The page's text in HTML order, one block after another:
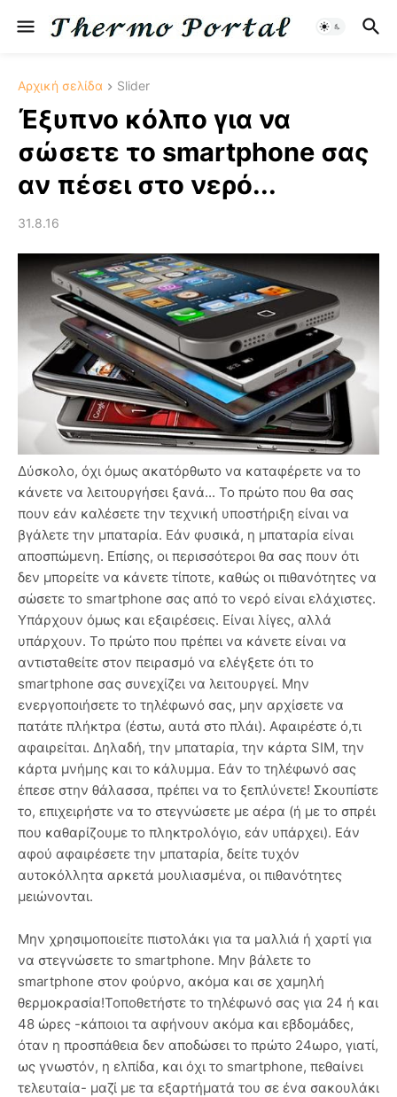
Αρχική σελίδα Slider
Έξυπνο κόλπο για να
σώσετε το smartphone σας
αν πέσει στο νερό...
31.8.16
Δύσκολο, όχι όμως ακατόρθωτο να καταφέρετε να το
κάνετε να λειτουργήσει ξανά... Το πρώτο που θα σας
πουν εάν καλέσετε την τεχνική υποστήριξη είναι να
βγάλετε την μπαταρία. Εάν φυσικά, η μπαταρία είναι
αποσπώμενη. Επίσης, οι περισσότεροι θα σας πουν ότι
δεν μπορείτε να κάνετε τίποτε, καθώς οι πιθανότητες να
σώσετε το smartphone σας από το νερό είναι ελάχιστες.
Υπάρχουν όμως και εξαιρέσεις. Είναι λίγες, αλλά
υπάρχουν. Το πρώτο που πρέπει να κάνετε είναι να
αντισταθείτε στον πειρασμό να ελέγξετε ότι το
smartphone σας συνεχίζει να λειτουργεί. Μην
ενεργοποιήσετε το τηλέφωνό σας, μην αρχίσετε να
πατάτε πλήκτρα (έστω, αυτά στο πλάι). Αφαιρέστε ό,τι
αφαιρείται. Δηλαδή, την μπαταρία, την κάρτα SIM, την
κάρτα μνήμης και το κάλυμμα. Εάν το τηλέφωνό σας
έπεσε στην θάλασσα, πρέπει να το ξεπλύνετε! Σκουπίστε
το, επιχειρήστε να το στεγνώσετε με αέρα (ή με το σπρέι
που καθαρίζουμε το πληκτρολόγιο, εάν υπάρχει). Εάν
αφού αφαιρέσετε την μπαταρία, δείτε τυχόν
αυτοκόλλητα αρκετά μουλιασμένα, οι πιθανότητες
μειώνονται.
Μην χρησιμοποιείτε πιστολάκι για τα μαλλιά ή χαρτί για
να στεγνώσετε το smartphone. Μην βάλετε το
smartphone στον φούρνο, ακόμα και σε χαμηλή
θερμοκρασία!Τοποθετήστε το τηλέφωνό σας για 24 ή και
48 ώρες -κάποιοι τα αφήνουν ακόμα και εβδομάδες,
όταν η προσπάθεια δεν αποδώσει το πρώτο 24ωρο, γιατί,
ως γνωστόν, η ελπίδα, και όχι το smartphone, πεθαίνει
τελευταία- μαζί με τα εξαρτήματά του σε ένα σακουλάκι